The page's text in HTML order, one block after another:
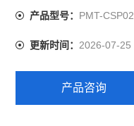
产品型号： PMT-CSP02
更新时间：2026-07-25
产品咨询